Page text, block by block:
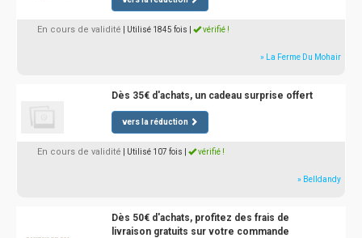
En cours de validité | Utilisé 1845 fois vérifié !
» La Ferme Du Mohair
Dès 35€ d'achats, un cadeau surprise offert
vers la réduction
En cours de validité | Utilisé 107 fois vérifié !
» Belldandy
Dès 50€ d'achats, profitez des frais de
livraison gratuits sur votre commande